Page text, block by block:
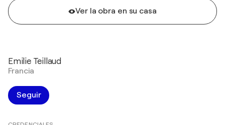
Ver la obra en su casa
Emilie Teillaud
Francia
Seguir